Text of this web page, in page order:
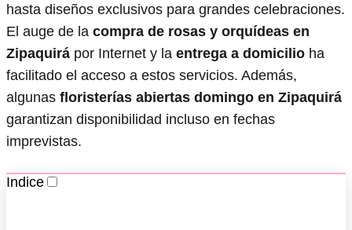
hasta diseños exclusivos para grandes celebraciones.
El auge de la compra de rosas y orquídeas en
Zipaquirá por Internet y la entrega a domicilio ha
facilitado el acceso a estos servicios. Además,
algunas floristerías abiertas domingo en Zipaquirá
garantizan disponibilidad incluso en fechas
imprevistas.
Indice